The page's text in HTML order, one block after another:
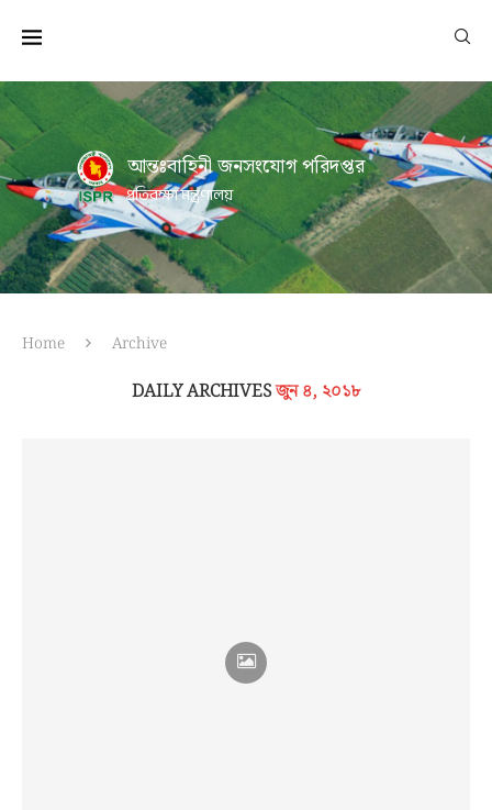
আন্তঃবাহিনী জনসংযোগ পরিদপ্তর
প্রতিরক্ষা মন্ত্রণালয়
Home Archive
DAILY ARCHIVESজুন ৪, ২০১৮